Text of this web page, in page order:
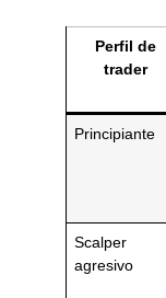
Perfil de
trader
Principiante
Scalper
agresivo